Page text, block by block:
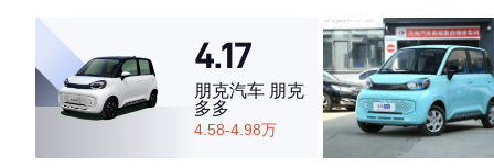
·外观表现较为优秀，优于60%同级车
·内饰表现较为优秀，优于77%同级车
·空间表现较为优秀，优于64%同级车
4.17
朋克汽车 朋克
多多
4.58-4.98万